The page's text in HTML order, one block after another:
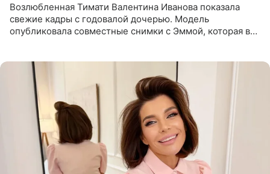
Возлюбленная Тимати Валентина Иванова показала
свежие кадры с годовалой дочерью. Модель
опубликовала совместные снимки с Эммой, которая в